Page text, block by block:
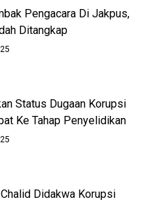
Pengacara Di Jakpus,
Ditangkap
Status Dugaan Korupsi
Ke Tahap Penyelidikan
Didakwa Korupsi